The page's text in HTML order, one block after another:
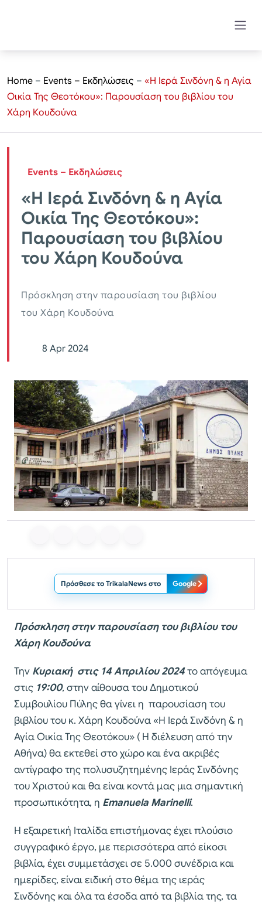
Home – Events – Εκδηλώσεις – «Η Ιερά Σινδόνη & η Αγία
Οικία Της Θεοτόκου»: Παρουσίαση του βιβλίου του
Χάρη Κουδούνα
Events – Εκδηλώσεις
«Η Ιερά Σινδόνη & η Αγία
Οικία Της Θεοτόκου»:
Παρουσίαση του βιβλίου
του Χάρη Κουδούνα
Πρόσκληση στην παρουσίαση του βιβλίου
του Χάρη Κουδούνα
8 Apr 2024
Πρόσθεσε το TrikalaNews στο Google
Πρόσκληση στην παρουσίαση του βιβλίου του
Χάρη Κουδούνα
Την Κυριακή στις 14 Απριλίου 2024το απόγευμα
στις 19:00, στην αίθουσα του Δημοτικού
Συμβουλίου Πύλης θα γίνει η παρουσίαση του
βιβλίου του κ. Χάρη Κουδούνα «Η Ιερά Σινδόνη & η
Αγία Οικία Της Θεοτόκου» ( Η διέλευση από την
Αθήνα) θα εκτεθεί στο χώρο και ένα ακριβές
αντίγραφο της πολυσυζητημένης Ιεράς Σινδόνης
του Χριστού και θα είναι κοντά μας μια σημαντική
προσωπικότητα, η Emanuela Marinelli.
Η εξαιρετική Ιταλίδα επιστήμονας έχει πλούσιο
συγγραφικό έργο, με περισσότερα από είκοσι
βιβλία, έχει συμμετάσχει σε 5.000 συνέδρια και
ημερίδες, είναι ειδική στο θέμα της ιεράς
Σινδόνης και όλα τα έσοδα από τα βιβλία της, τα